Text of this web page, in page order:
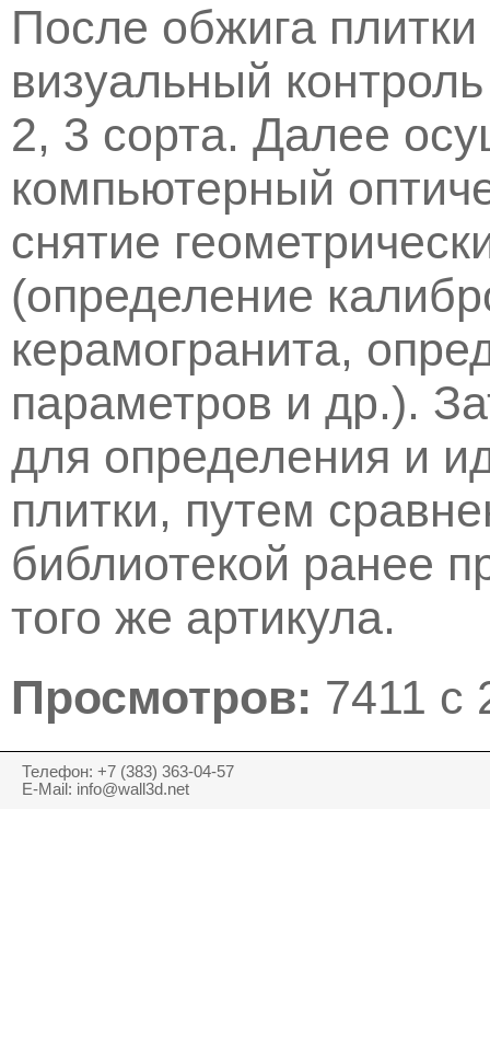
После обжига
визуальный
2, 3 сорта. Далее
компьютерный
снятие
(определение
керамогранита,
параметров и др.).
для определения и
плитки, путем
библиотекой ранее
того же артикула.
Просмотров: 7411 с
Телефон: +7 (383) 363-04-57
E-Mail: info@wall3d.net